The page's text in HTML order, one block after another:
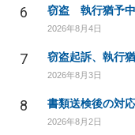
6 窃盗 執行猶予
2026年8月4日
7 窃盗起訴、執行
2026年8月3日
8
2026年8月2日